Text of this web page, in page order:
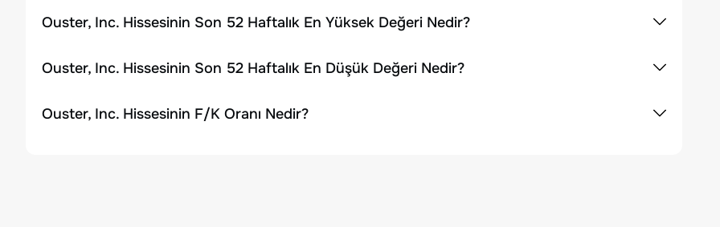
Ouster, Inc. Hissesinin Son 52 Haftalık En Yüksek Değeri Nedir?
Ouster, Inc. Hissesinin Son 52 Haftalık En Düşük Değeri Nedir?
Ouster, Inc. Hissesinin F/K Oranı Nedir?